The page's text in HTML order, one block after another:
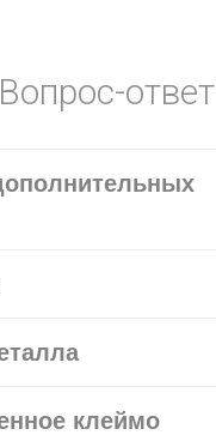
Вопрос-ответ
клеймо